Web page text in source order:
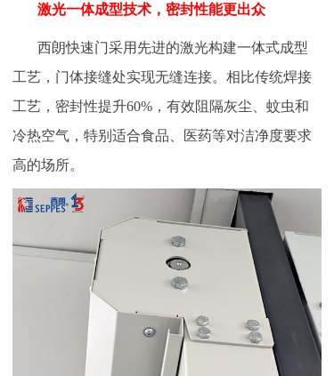
激光一体成型技术，密封性能更出众
西朗快速门采用先进的激光构建一体式成型
工艺，门体接缝处实现无缝连接。相比传统焊接
工艺，密封性提升60%，有效阻隔灰尘、蚊虫和
冷热空气，特别适合食品、医药等对洁净度要求
高的场所。